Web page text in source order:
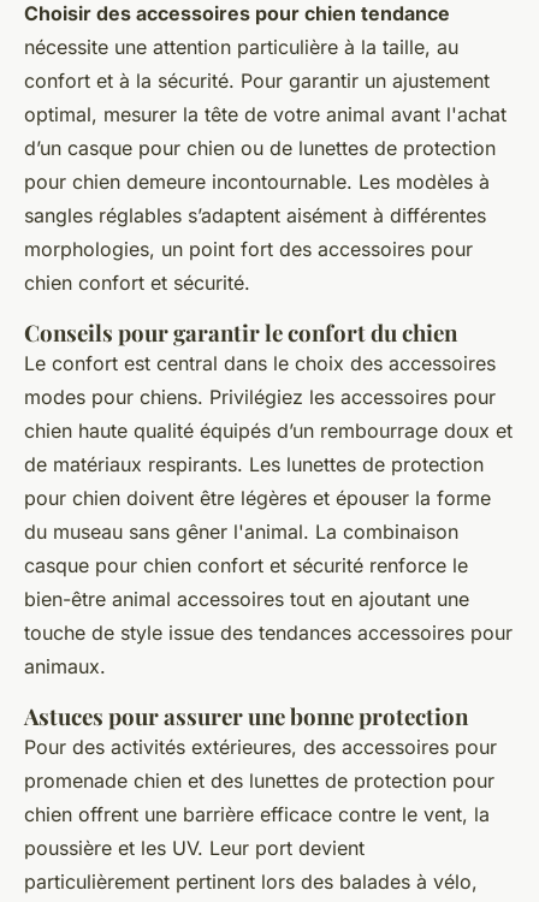
Choisir des accessoires pour chien tendance
nécessite une attention particulière à la taille, au
confort et à la sécurité. Pour garantir un ajustement
optimal, mesurer la tête de votre animal avant l'achat
d’un casque pour chien ou de lunettes de protection
pour chien demeure incontournable. Les modèles à
sangles réglables s’adaptent aisément à différentes
morphologies, un point fort des accessoires pour
chien confort et sécurité.
Conseils pour garantir le confort du chien
Le confort est central dans le choix des accessoires
modes pour chiens. Privilégiez les accessoires pour
chien haute qualité équipés d’un rembourrage doux et
de matériaux respirants. Les lunettes de protection
pour chien doivent être légères et épouser la forme
du museau sans gêner l'animal. La combinaison
casque pour chien confort et sécurité renforce le
bien-être animal accessoires tout en ajoutant une
touche de style issue des tendances accessoires pour
animaux.
Astuces pour assurer une bonne protection
Pour des activités extérieures, des accessoires pour
promenade chien et des lunettes de protection pour
chien offrent une barrière efficace contre le vent, la
poussière et les UV. Leur port devient
particulièrement pertinent lors des balades à vélo,